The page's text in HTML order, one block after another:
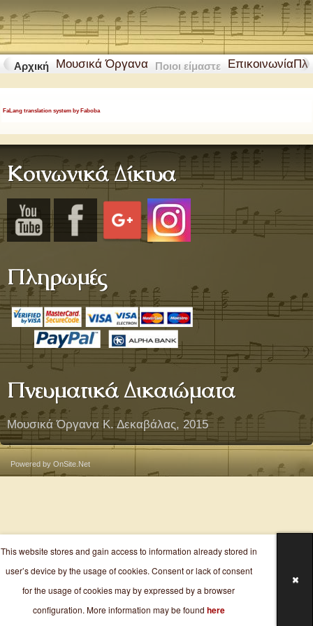
Αρχική Μουσικά Όργανα Ποιοι είμαστε Επικοινωνία
FaLang translation system by Faboba
Κοινωνικά Δίκτυα
Πληρωμές
Πνευματικά Δικαιώματα
Μουσικά Όργανα Κ. Δεκαβάλας, 2015
Powered by OnSite.Net
This website stores and gain access to information already stored in
user’s device by the usage of cookies. Consent or lack of consent
for the usage of cookies may by expressed by a browser
configuration. More information may be found here